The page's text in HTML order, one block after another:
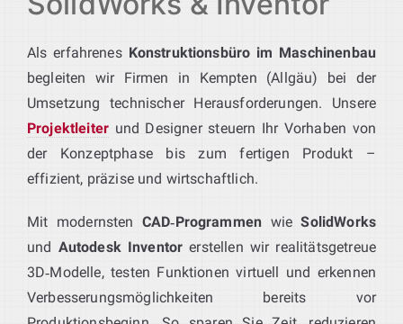
Als erfahrenes Konstruktionsbüro im Maschinenbau
begleiten wir Firmen in Kempten (Allgäu) bei der
Umsetzung technischer Herausforderungen. Unsere
Projektleiter und Designer steuern Ihr Vorhaben von
der Konzeptphase bis zum fertigen Produkt –
effizient, präzise und wirtschaftlich.
Mit modernsten CAD‑Programmen wieSolidWorks
und Autodesk Inventor erstellen wir realitätsgetreue
3D‑Modelle, testen Funktionen virtuell und erkennen
Verbesserungsmöglichkeiten bereits vor